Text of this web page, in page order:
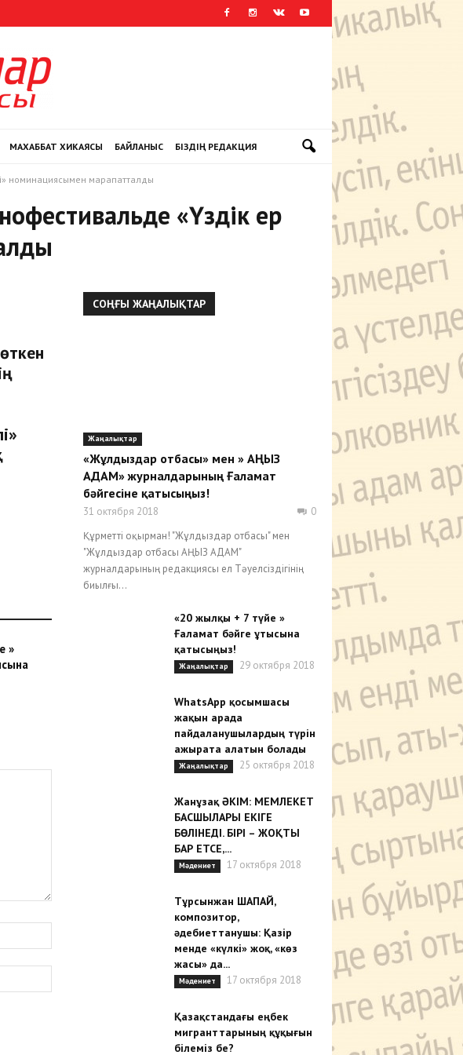
МАХАББАТ ХИКАЯСЫ БАЙЛАНЫС БІЗДІҢ РЕДАКЦИЯ
номинациясымен марапатталды
«Үздік ер
»
СОҢҒЫ ЖАҢАЛЫҚТАР
Жаңалықтар
«Жұлдыздар отбасы» мен » АҢЫЗ
АДАМ» журналдарының Ғаламат
бәйгесіне қатысыңыз!
31 октября 2018
0
Құрметті оқырман! "Жұлдыздар отбасы" мен
"Жұлдыздар отбасы АҢЫЗ АДАМ"
журналдарының редакциясы ел Тәуелсіздігінің
биылғы...
«20 жылқы + 7 түйе »
Ғаламат бәйге ұтысына
қатысыңыз!
Жаңалықтар 29 октября 2018
WhatsApp қосымшасы
жақын арада
пайдаланушылардың түрін
ажырата алатын болады
Жаңалықтар 25 октября 2018
Жанұзақ ӘКІМ: МЕМЛЕКЕТ
БАСШЫЛАРЫ ЕКІГЕ
БӨЛІНЕДІ. БІРІ – ЖОҚТЫ
БАР ЕТСЕ,...
Мәдениет 17 октября 2018
Тұрсынжан ШАПАЙ,
композитор,
әдебиеттанушы: Қазір
менде «күлкі» жоқ, «көз
жасы» да...
Мәдениет 17 октября 2018
Қазақстандағы еңбек
мигранттарының құқығын
білеміз бе?